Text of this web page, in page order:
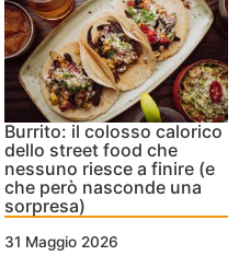
Burrito: il colosso calorico
dello street food che
nessuno riesce a finire (e
che però nasconde una
sorpresa)
31 Maggio 2026